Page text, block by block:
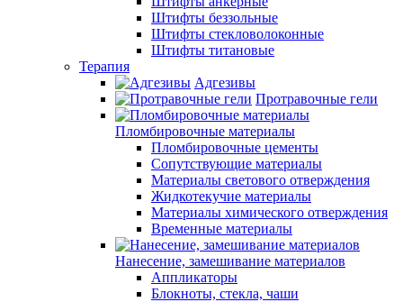
Штифты беззольные
Штифты стекловолоконные
Штифты титановые
Терапия
Адгезивы
Протравочные гели
Пломбировочные материалы
Пломбировочные цементы
Сопутствующие материалы
Материалы светового отверждения
Жидкотекучие материалы
Материалы химического отверждения
Временные материалы
Нанесение, замешивание материалов
Аппликаторы
Блокноты, стекла, чаши